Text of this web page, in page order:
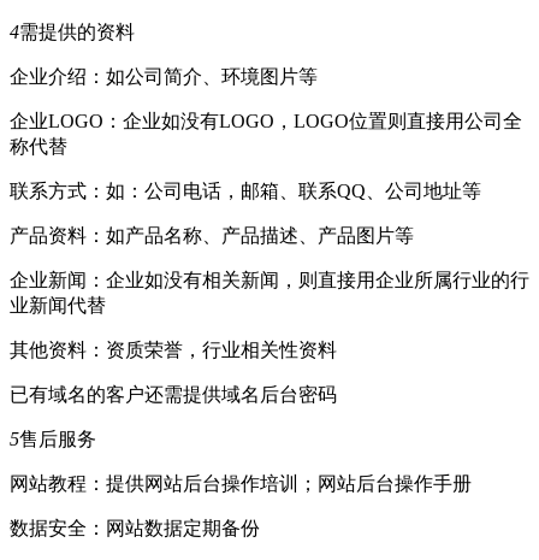
4需提供的资料
企业介绍：如公司简介、环境图片等
企业LOGO：企业如没有LOGO，LOGO位置则直接用公司全
称代替
联系方式：如：公司电话，邮箱、联系QQ、公司地址等
产品资料：如产品名称、产品描述、产品图片等
企业新闻：企业如没有相关新闻，则直接用企业所属行业的行
业新闻代替
其他资料：资质荣誉，行业相关性资料
已有域名的客户还需提供域名后台密码
5售后服务
网站教程：提供网站后台操作培训；网站后台操作手册
数据安全：网站数据定期备份